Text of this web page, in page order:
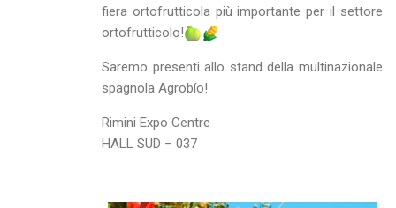
fiera ortofrutticola più importante per il settore
ortofrutticolo!
Saremo presenti allo stand della multinazionale
spagnola Agrobío!
Rimini Expo Centre
HALL SUD – 037